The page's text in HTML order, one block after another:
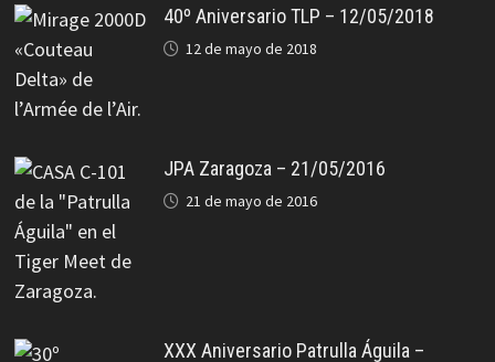
40º Aniversario TLP – 12/05/2018
12 de mayo de 2018
JPA Zaragoza – 21/05/2016
21 de mayo de 2016
XXX Aniversario Patrulla Águila –